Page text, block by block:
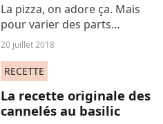
La pizza, on adore ça. Mais
pour varier des parts
triangles classiques,
pourquoi ne pas opter pour
des petits roulés à la pizza ?
Plus faciles à manger, c'est la
recette idéale qu'on...
20 juillet 2018
RECETTE
La recette originale des
cannelés au basilic